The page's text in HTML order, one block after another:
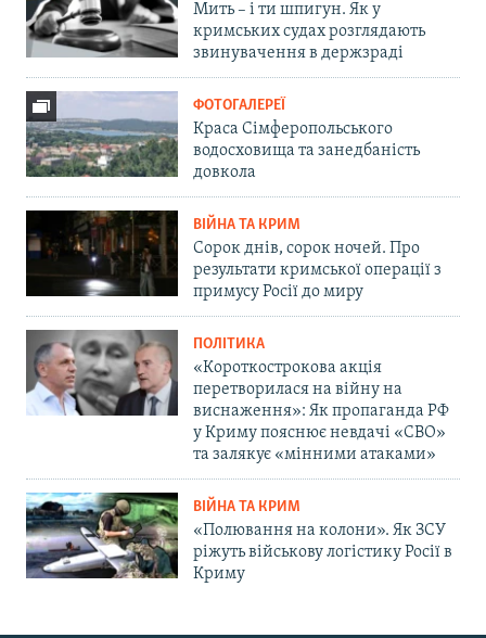
Мить – і ти шпигун. Як у
кримських судах розглядають
звинувачення в держзраді
ФОТОГАЛЕРЕЇ
Краса Сімферопольського
водосховища та занедбаність
довкола
ВІЙНА ТА КРИМ
Сорок днів, сорок ночей. Про
результати кримської операції з
примусу Росії до миру
ПОЛІТИКА
«Короткострокова акція
перетворилася на війну на
виснаження»: Як пропаганда РФ
у Криму пояснює невдачі «СВО»
та залякує «мінними атаками»
ВІЙНА ТА КРИМ
«Полювання на колони». Як ЗСУ
ріжуть військову логістику Росії в
Криму